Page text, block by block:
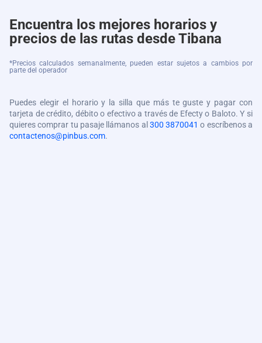
Encuentra los mejores horarios y
precios de las rutas desde Tibana
*Precios calculados semanalmente, pueden estar sujetos a cambios por
parte del operador
Puedes elegir el horario y la silla que más te guste y pagar con
tarjeta de crédito, débito o efectivo a través de Efecty o Baloto. Y si
quieres comprar tu pasaje llámanos al 300 3870041 o escríbenos a
contactenos@pinbus.com.